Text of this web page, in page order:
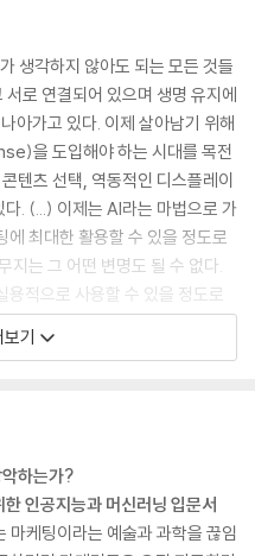
생각하지 않아도 되는 모든 것들
로 연결되어 있으며 생명 유지에
아가고 있다. 이제 살아남기 위해
을 도입해야 하는 시대를 목전
텐츠 선택, 역동적인 디스플레이
. (...) 이제는 AI라는 마법으로 가
에 최대한 활용할 수 있을 정도로
지는 그 어떤 변명도 될 수 없다.
용적으로 사용할 수 있을 정도로
저장되어 있는 데이터베이스를
인지 알려준다. 그런 다음, 당신
것들이 바로 우리가 찾고 있는
가 아닌 동물들에게 적합한 새로
실수를 바로잡을 수도 있다. (...)
기
하는가?
인공지능과 머신러닝 입문서
마케팅이라는 예술과 과학을 끊임